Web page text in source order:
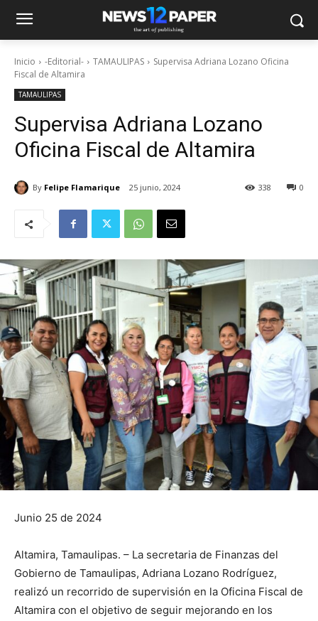
Inicio -Editorial- TAMAULIPAS
Supervisa Adriana Lozano Oficina
Fiscal de Altamira
TAMAULIPAS
Supervisa Adriana Lozano
Oficina Fiscal de Altamira
By Felipe Flamarique 25 junio, 2024 0
338
Junio 25 de 2024
Altamira, Tamaulipas. – La secretaria de Finanzas del
Gobierno de Tamaulipas, Adriana Lozano Rodríguez,
realizó un recorrido de supervisión en la Oficina Fiscal de
Altamira con el objetivo de seguir mejorando en los